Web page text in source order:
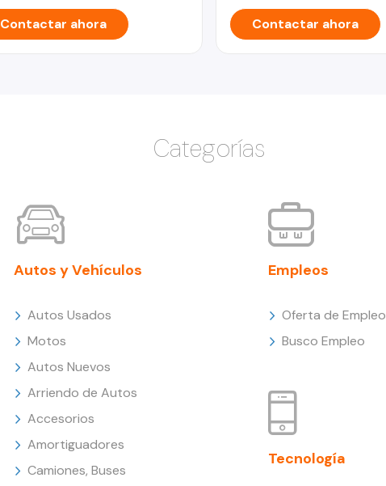
Contactar ahora Contactar ahora
Categorías
Autos y Vehículos
Autos Usados
Motos
Autos Nuevos
Arriendo de Autos
Accesorios
Amortiguadores
Camiones, Buses
Empleos
Oferta de Empleo
Busco Empleo
Tecnología